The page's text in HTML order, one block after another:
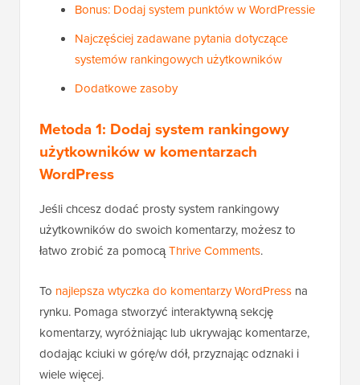
Bonus: Dodaj system punktów w WordPressie
Najczęściej zadawane pytania dotyczące
systemów rankingowych użytkowników
Dodatkowe zasoby
Metoda 1: Dodaj system rankingowy
użytkowników w komentarzach
WordPress
Jeśli chcesz dodać prosty system rankingowy
użytkowników do swoich komentarzy, możesz to
łatwo zrobić za pomocąThrive Comments.
To najlepsza wtyczka do komentarzy WordPress na
rynku. Pomaga stworzyć interaktywną sekcję
komentarzy, wyróżniając lub ukrywając komentarze,
dodając kciuki w górę/w dół, przyznając odznaki i
wiele więcej.